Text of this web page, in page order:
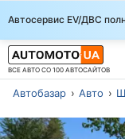
Автосервис EV/ДВС
ВСЕ АВТО СО 100 АВТОСАЙТОВ
Автобазар Авто